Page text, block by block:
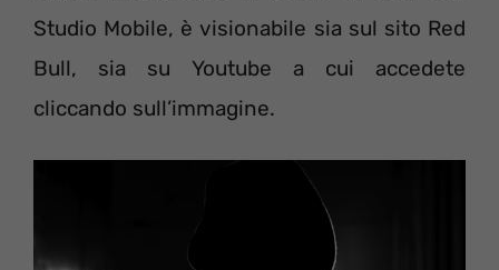
Studio Mobile, è visionabile sia sul sito Red
Bull, sia su Youtube a cui accedete
cliccando sull’immagine.